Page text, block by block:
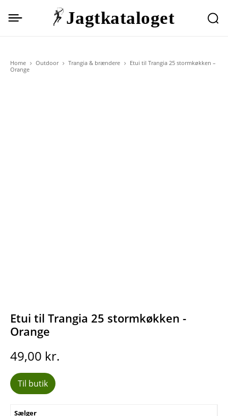
Jagtkataloget
Home Outdoor Trangia & brændere
Etui til Trangia 25 stormkøkken –
Orange
Etui til Trangia 25 stormkøkken -
Orange
49,00 kr.
Til butik
Sælger